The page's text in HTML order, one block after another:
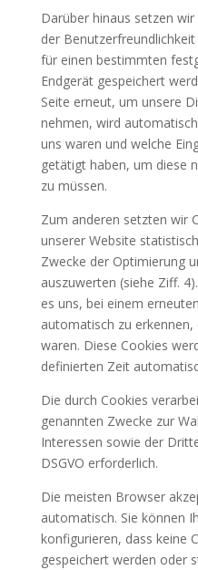
Darüber hinaus setzen
der
für einen bestimmten
Endgerät gespeichert
Seite erneut, um unsere
nehmen, wird
uns waren und welche
getätigt haben, um diese
zu müssen.
Zum anderen setzten wir
unserer Website
Zwecke der Optimierung
auszuwerten (siehe Ziff.
es uns, bei einem
automatisch zu erkennen,
waren. Diese Cookies
definierten Zeit
Die durch Cookies
genannten Zwecke zur
Interessen sowie der
DSGVO erforderlich.
Die meisten Browser
automatisch. Sie können
konfigurieren, dass keine
gespeichert werden oder